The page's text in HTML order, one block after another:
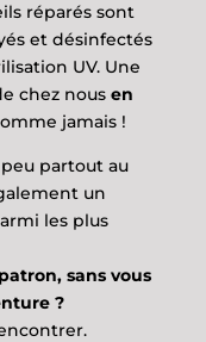
réparés sont
et désinfectés
UV. Une
chez nousen
jamais !
partout au
un
les plus
sans vous
?